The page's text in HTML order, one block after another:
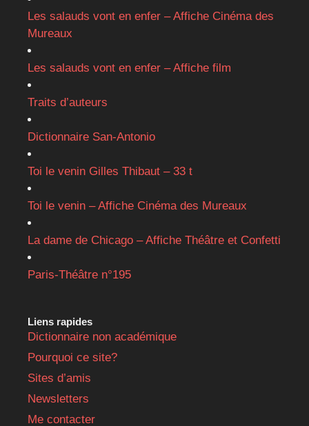
Les salauds vont en enfer – Affiche Cinéma des
Mureaux
Les salauds vont en enfer – Affiche film
Traits d’auteurs
Dictionnaire San-Antonio
Toi le venin Gilles Thibaut – 33 t
Toi le venin – Affiche Cinéma des Mureaux
La dame de Chicago – Affiche Théâtre et Confetti
Paris-Théâtre n°195
Liens rapides
Dictionnaire non académique
Pourquoi ce site?
Sites d’amis
Newsletters
Me contacter